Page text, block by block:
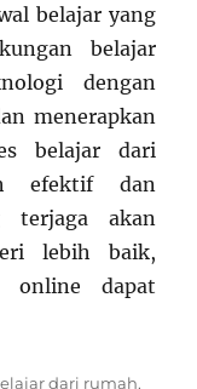
belajar yang
belajar
dengan
menerapkan
belajar dari
efektif dan
terjaga akan
lebih baik,
online dapat
dari rumah,